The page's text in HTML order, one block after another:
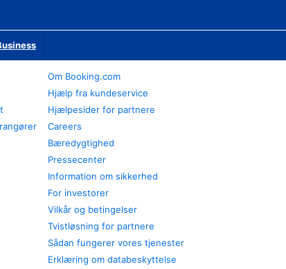
Om Booking.com
Hjælp fra kundeservice
Hjælpesider for partnere
Careers
Bæredygtighed
Pressecenter
Information om sikkerhed
For investorer
Vilkår og betingelser
Tvistløsning for partnere
Sådan fungerer vores tjenester
Erklæring om databeskyttelse